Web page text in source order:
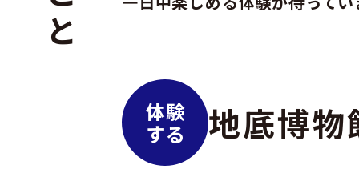
体験
する
地底博物